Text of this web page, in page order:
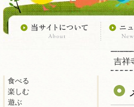
食べる
楽しむ
遊ぶ
吉祥